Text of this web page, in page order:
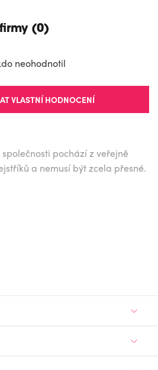
(0)
neohodnotil
VLASTNÍ HODNOCENÍ
pochází z veřejně
a nemusí být zcela přesné.